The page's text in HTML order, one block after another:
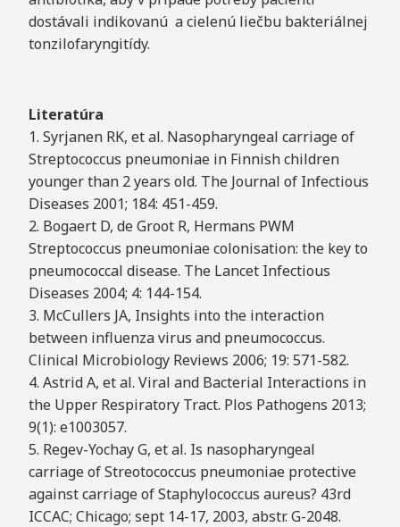
dostávali indikovanú a cielenú liečbu bakteriálnej
tonzilofaryngitídy.
Literatúra
1. Syrjanen RK, et al. Nasopharyngeal carriage of
Streptococcus pneumoniae in Finnish children
younger than 2 years old. The Journal of Infectious
Diseases 2001; 184: 451-459.
2. Bogaert D, de Groot R, Hermans PWM
Streptococcus pneumoniae colonisation: the key to
pneumococcal disease. The Lancet Infectious
Diseases 2004; 4: 144-154.
3. McCullers JA, Insights into the interaction
between influenza virus and pneumococcus.
Clinical Microbiology Reviews 2006; 19: 571-582.
4. Astrid A, et al. Viral and Bacterial Interactions in
the Upper Respiratory Tract. Plos Pathogens 2013;
9(1): e1003057.
5. Regev-Yochay G, et al. Is nasopharyngeal
carriage of Streotococcus pneumoniae protective
against carriage of Staphylococcus aureus? 43rd
ICCAC; Chicago; sept 14-17, 2003, abstr. G-2048.